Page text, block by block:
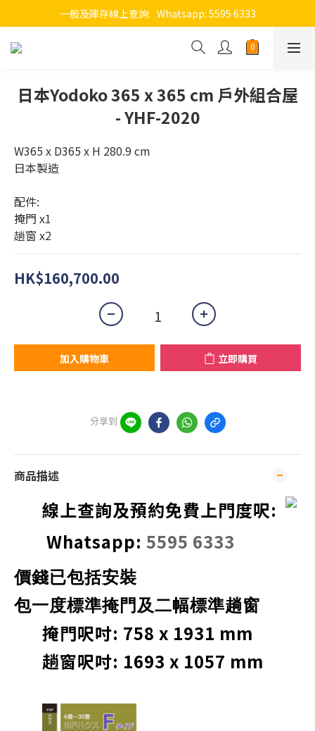
一般及庫存線上查詢:   Whatsapp: 5595 6333
日本Yodoko 365 x 365 cm 戶外組合屋
- YHF-2020
W365 x D365 x H 280.9 cm
日本製造
配件:
掩門 x1
趟窗 x2
HK$160,700.00
加入購物車 立即購買
分享到
商品描述
線上查詢及預約免費上門度呎:
Whatsapp: 5595 6333
價錢已包括安裝
包一度標準掩門及二幅標準趟窗
掩門呎吋: 758 x 1931 mm
趟窗呎吋: 1693 x 1057 mm